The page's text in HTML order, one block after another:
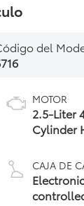
del
MOTOR
2.5-Liter
Cylinder
CAJA DE